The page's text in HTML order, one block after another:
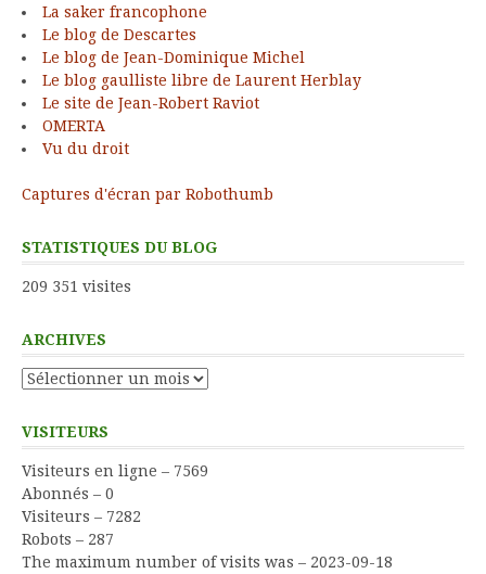
La saker francophone
Le blog de Descartes
Le blog de Jean-Dominique Michel
Le blog gaulliste libre de Laurent Herblay
Le site de Jean-Robert Raviot
OMERTA
Vu du droit
Captures d'écran par Robothumb
STATISTIQUES DU BLOG
209 351 visites
ARCHIVES
Archives
VISITEURS
Visiteurs en ligne – 7569
Abonnés – 0
Visiteurs – 7282
Robots – 287
The maximum number of visits was – 2023-09-18